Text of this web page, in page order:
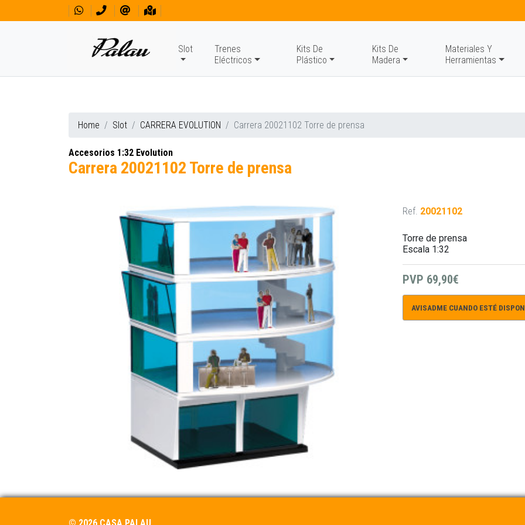
Slot
Trenes
Eléctricos
Kits De
Plástico
Kits De
Madera
Materiales Y
Herramientas
Home Slot CARRERA EVOLUTION Carrera 20021102 Torre de prensa
Accesorios 1:32 Evolution
Carrera 20021102 Torre de prensa
Ref. 20021102
Torre de prensa
Escala 1:32
PVP 69,90€
AVISADME CUANDO ESTÉ